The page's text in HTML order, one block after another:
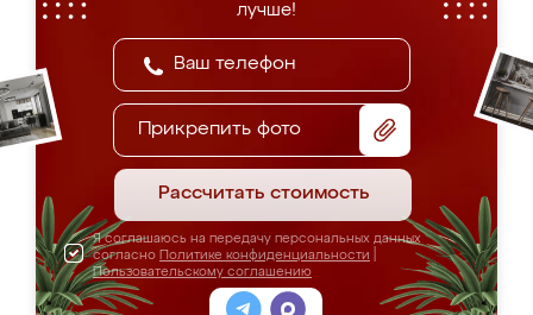
лучше!
Прикрепить фото
Рассчитать стоимость
Я соглашаюсь на передачу персональных данных
согласно Политике конфиденциальности
Пользовательскому соглашению